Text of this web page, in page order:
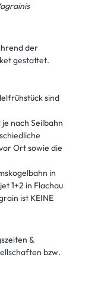
der
gestattet.
sind
nach Seilbahn
Ort sowie die
in
1+2 in Flachau
ist KEINE
&
bzw.